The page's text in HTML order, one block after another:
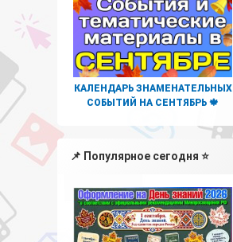
КАЛЕНДАРЬ ЗНАМЕНАТЕЛЬНЫХ
СОБЫТИЙ НА СЕНТЯБРЬ 🍁
📌 Популярное сегодня ⭐